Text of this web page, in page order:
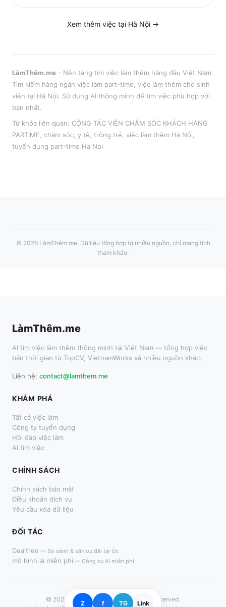
Xem thêm việc tại Hà Nội →
LàmThêm.me - Nền tảng tìm việc làm thêm hàng đầu Việt Nam.
Tìm kiếm hàng ngàn việc làm part-time, việc làm thêm cho sinh
viên tại Hà Nội. Sử dụng AI thông minh để tìm việc phù hợp với
bạn nhất.
Từ khóa liên quan: CỘNG TÁC VIÊN CHĂM SÓC KHÁCH HÀNG
PARTIME chăm sóc, y tế, trông trẻ , việc làm thêm Hà Nội
tuyển dụng part-time Ha Noi
© 2026 LàmThêm.me. Dữ liệu tổng hợp từ nhiều nguồn, chỉ mang tính
tham khảo.
Z f TG Link
LàmThêm.me
AI tìm việc làm thêm thông minh tại Việt Nam — tổng hợp việc
bán thời gian từ TopCV, VietnamWorks và nhiều nguồn khác.
Liên hệ: contact@lamthem.me
KHÁM PHÁ
Tất cả việc làm
Công ty tuyển dụng
Hỏi đáp việc làm
AI tìm việc
CHÍNH SÁCH
Chính sách bảo mật
Điều khoản dịch vụ
Yêu cầu xóa dữ liệu
ĐỐI TÁC
Dealtree — So sánh & săn ưu đãi tại Úc
mô hình ai miễn phí — Công cụ AI miễn phí
© 2024– 2026
LàmThêm.me. All rights reserved.